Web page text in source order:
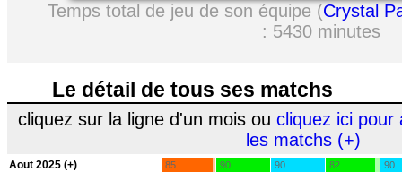
Temps total de jeu de son équipe (Crystal
: 5430 minutes
Le détail de tous ses matchs
cliquez sur la ligne d'un mois ou cliquez ici pour
les matchs (+)
Aout 2025 (+) 85 90 90 82 90